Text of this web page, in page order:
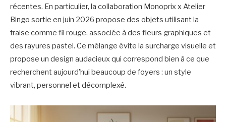
récentes. En particulier, la collaboration Monoprix x Atelier
Bingo sortie en juin 2026 propose des objets utilisant la
fraise comme fil rouge, associée à des fleurs graphiques et
des rayures pastel. Ce mélange évite la surcharge visuelle et
propose un design audacieux qui correspond bien à ce que
recherchent aujourd’hui beaucoup de foyers : un style
vibrant, personnel et décomplexé.